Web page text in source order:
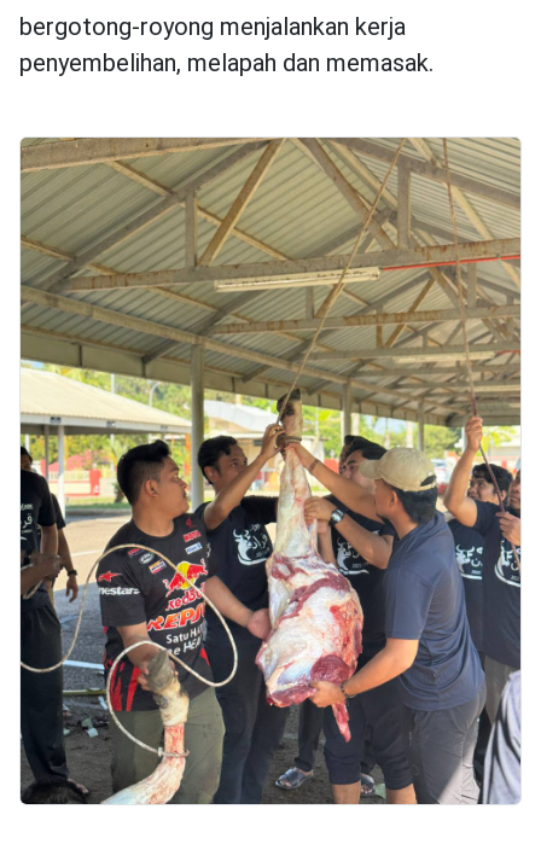
bergotong-royong menjalankan kerja
penyembelihan, melapah dan memasak.